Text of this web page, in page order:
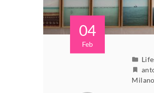
04
Feb
Milano